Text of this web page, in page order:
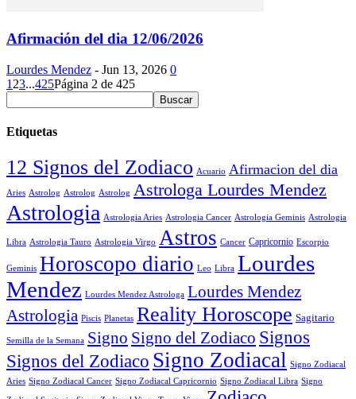
Afirmación del dia 12/06/2026
Lourdes Mendez - Jun 13, 2026 0
1 23...425Página 2 de 425
Etiquetas
12 Signos del Zodiaco Acuario Afirmacion del dia
Aries Astrolog Astrolog Astrolog Astrologa Lourdes Mendez
Astrologia Astrologia Aries Astrologia Cancer Astrologia Geminis Astrologia
Libra Astrologia Tauro Astrologia Virgo Astros Cancer Capricornio Escorpio
Geminis Horoscopo diario Leo Libra Lourdes
Mendez Lourdes Mendez Astrologa Lourdes Mendez
Astrologia Piscis Planetas Reality Horoscope Sagitario
Semilla de la Semana Signo Signo del Zodiaco Signos
Signos del Zodiaco Signo Zodiacal Signo Zodiacal
Aries Signo Zodiacal Cancer Signo Zodiacal Capricornio Signo Zodiacal Libra Signo